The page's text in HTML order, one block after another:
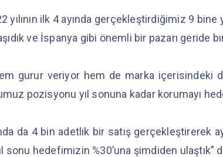
yılının ilk 4 ayında gerçekleştirdiğimiz 9
ve İspanya gibi önemli bir pazarı geride
gurur veriyor hem de marka içerisindeki
pozisyonu yıl sonuna kadar korumayı
da 4 bin adetlik bir satış gerçekleştirerek
sonu hedefimizin %30’una şimdiden ulaştık”